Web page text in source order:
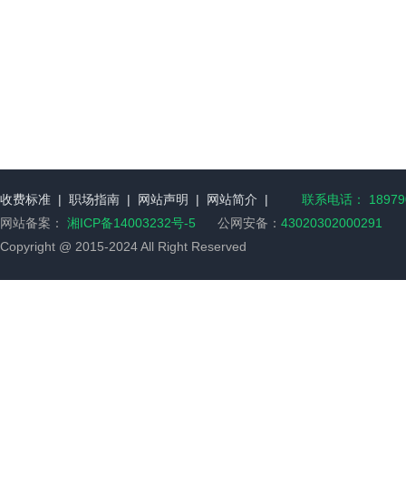
收费标准 | 职场指南 | 网站声明 | 网站简介 |
联系电话：
网站备案： 湘ICP备14003232号-5 公网安备： 43020302000291
Copyright @ 2015-2024 All Right Reserved